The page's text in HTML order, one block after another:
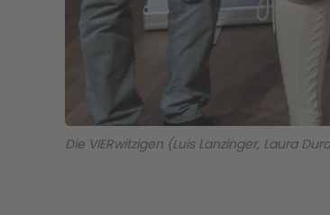
Die VIERwitzigen (Luis Lanzinger, Laura